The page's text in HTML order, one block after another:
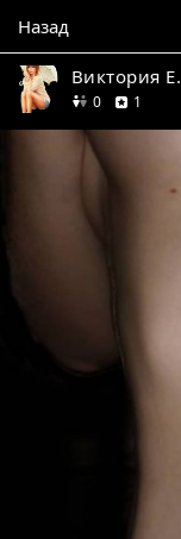
Назад
Виктория Е.
0друзей
1